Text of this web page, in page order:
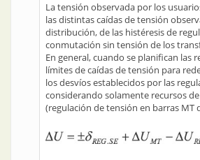
La tensión observada por los
las distintas caídas de tensión
distribución, de las histéresis de
conmutación sin tensión de los
En general, cuando se planifican las
límites de caídas de tensión para
los desvíos establecidos por las
considerando solamente recursos
(regulación de tensión en barras MT